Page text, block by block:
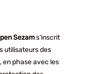
Sezams’inscrit
utilisateurs des
en phase avec les